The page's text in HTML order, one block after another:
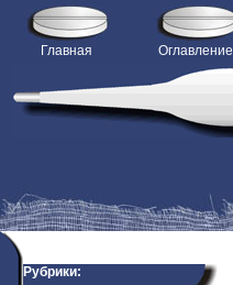
Главная Оглавление
Рубрики: